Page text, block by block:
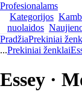
Profesionalams
Kategorijos
nuolaidos
PradžiaPrekiniai
...Prekiniai ženklai
Essey ·